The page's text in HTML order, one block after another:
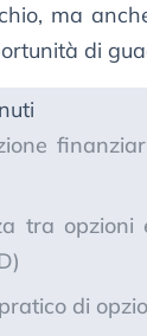
ma
di
tra opzioni
di